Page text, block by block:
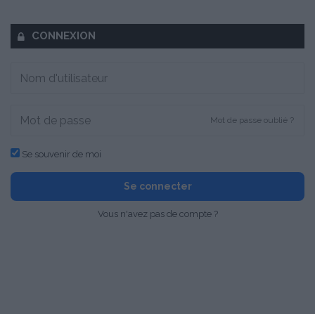
CONNEXION
Mot de passe oublié ?
Se souvenir de moi
Se connecter
Vous n'avez pas de compte ?